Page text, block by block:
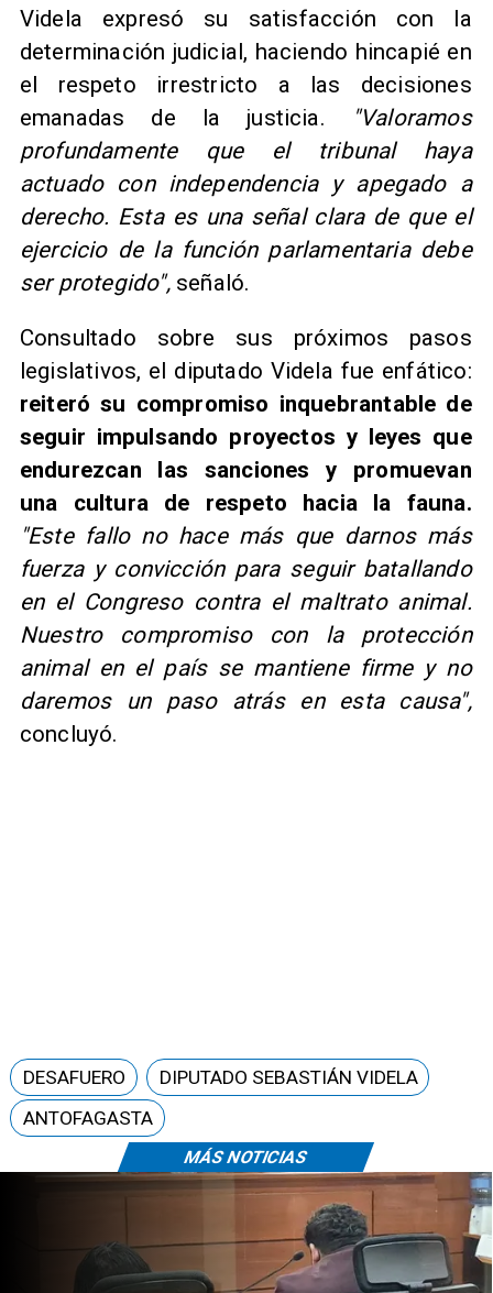
Videla expresó su satisfacción con la
determinación judicial, haciendo hincapié en
el respeto irrestricto a las decisiones
emanadas de la justicia.
"Valoramos
profundamente que el tribunal haya
actuado con independencia y apegado a
derecho. Esta es una señal clara de que el
ejercicio de la función parlamentaria debe
ser protegido", señaló.
Consultado sobre sus próximos pasos
legislativos, el diputado Videla fue enfático:
reiteró su compromiso inquebrantable de
seguir impulsando proyectos y leyes que
endurezcan las sanciones y promuevan
una cultura de respeto hacia la fauna.
"Este fallo no hace más que darnos más
fuerza y convicción para seguir batallando
en el Congreso contra el maltrato animal.
Nuestro compromiso con la protección
animal en el país se mantiene firme y no
daremos un paso atrás en esta causa",
concluyó.
MÁS NOTICIAS
DESAFUERO
DIPUTADO SEBASTIÁN VIDELA
ANTOFAGASTA